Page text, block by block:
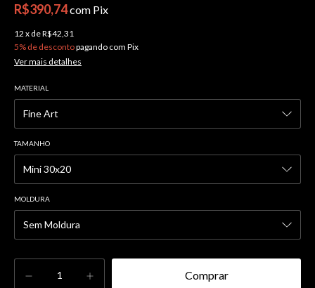
R$390,74com Pix
12 x deR$42,31
5% de descontopagando com Pix
Ver mais detalhes
MATERIAL
TAMANHO
MOLDURA